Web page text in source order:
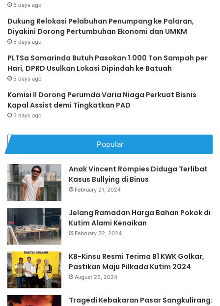
5 days ago
Dukung Relokasi Pelabuhan Penumpang ke Palaran,
Diyakini Dorong Pertumbuhan Ekonomi dan UMKM
5 days ago
PLTSa Samarinda Butuh Pasokan 1.000 Ton Sampah per
Hari, DPRD Usulkan Lokasi Dipindah ke Batuah
5 days ago
Komisi II Dorong Perumda Varia Niaga Perkuat Bisnis
Kapal Assist demi Tingkatkan PAD
5 days ago
Popular
Anak Vincent Rompies Diduga Terlibat
Kasus Bullying di Binus
February 21, 2024
Jelang Ramadan Harga Bahan Pokok di
Kutim Alami Kenaikan
February 22, 2024
KB-Kinsu Resmi Terima B1 KWK Golkar,
Pastikan Maju Pilkada Kutim 2024
August 25, 2024
Tragedi Kebakaran Pasar Sangkulirang: